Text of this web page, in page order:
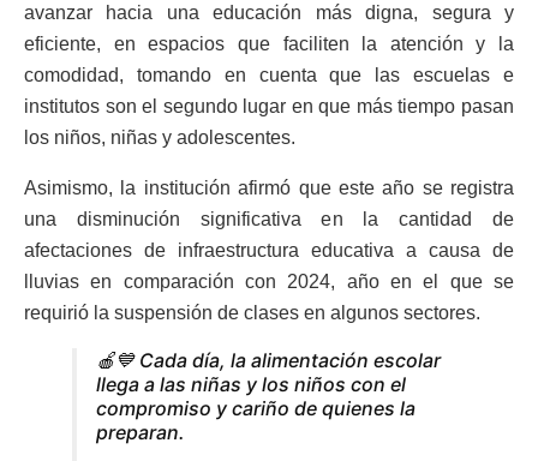
avanzar hacia una educación más digna, segura y
eficiente, en espacios que faciliten la atención y la
comodidad, tomando en cuenta que las escuelas e
institutos son el segundo lugar en que más tiempo pasan
los niños, niñas y adolescentes.
Asimismo, la institución afirmó que este año se registra
una disminución significativa en la cantidad de
afectaciones de infraestructura educativa a causa de
lluvias en comparación con 2024, año en el que se
requirió la suspensión de clases en algunos sectores.
🍎💙 Cada día, la alimentación escolar
llega a las niñas y los niños con el
compromiso y cariño de quienes la
preparan.